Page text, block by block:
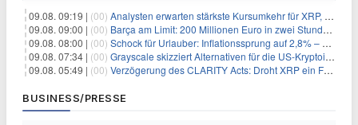
09.08. 09:19 | (00) Analysten erwarten stärkste Kursumkehr für XRP, während Polymarket skeptisch bleibt
09.08. 09:00 | (00) Barça am Limit: 200 Millionen Euro in zwei Stunden – warum dieser Schuldentrip hochgefährlich wird
09.08. 08:00 | (00) Schock für Urlauber: Inflationssprung auf 2,8% – Diese Preise explodieren jetzt
09.08. 07:34 | (00) Grayscale skizziert Alternativen für die US-Kryptoindustrie ohne CLARITY Act
09.08. 05:49 | (00) Verzögerung des CLARITY Acts: Droht XRP ein Fall unter die $1-Marke?
BUSINESS/PRESSE